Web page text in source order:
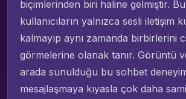
biçimlerinden biri haline gelmiştir.
kullanıcıların yalnızca sesli iletişim
kalmayıp aynı zamanda birbirlerini
görmelerine olanak tanır. Görüntü
arada sunulduğu bu sohbet
mesajlaşmaya kıyasla çok daha